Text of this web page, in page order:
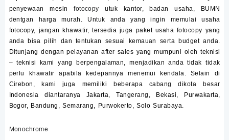
penyewaan mesinfotocopy utuk kantor, badan usaha, BUMN
dentgan harga murah. Untuk anda yang ingin memulai usaha
fotocopy, jangan khawatir, tersedia juga paket usaha fotocopy yang
anda bisa pilih dan tentukan sesuai kemauan serta budget anda.
Ditunjang dengan pelayanan after sales yang mumpuni oleh teknisi
– teknisi kami yang berpengalaman, menjadikan anda tidak tidak
perlu khawatir apabila kedepannya menemui kendala. Selain di
Cirebon, kami juga memiliki beberapa cabang dikota besar
Indonesia diantaranya Jakarta, Tangerang, Bekasi, Purwakarta,
Bogor, Bandung, Semarang, Purwokerto, Solo Surabaya.
Monochrome